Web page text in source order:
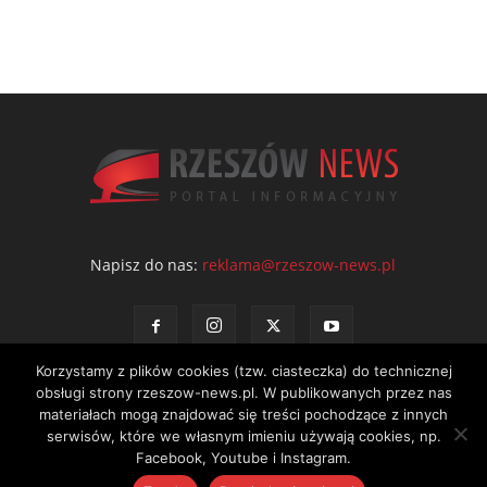
Napisz do nas: reklama@rzeszow-news.pl
Kontakt Polityka prywatności Regulamin portalu
© NEWS Sp. z o.o. - wydawca portalu Rzeszów News. Wszystkie prawa
Korzystamy z plików cookies (tzw. ciasteczka) do technicznej
obsługi strony rzeszow-news.pl. W publikowanych przez nas
materiałach mogą znajdować się treści pochodzące z innych
serwisów, które we własnym imieniu używają cookies, np.
Facebook, Youtube i Instagram.